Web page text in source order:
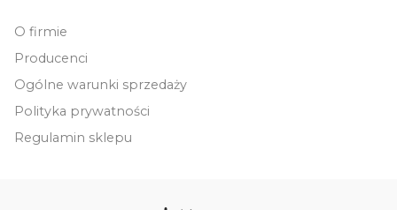
O firmie
Producenci
Ogólne warunki sprzedaży
Polityka prywatności
Regulamin sklepu